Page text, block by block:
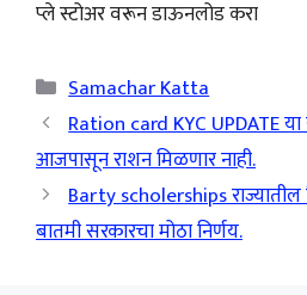
प्ले स्टोअर वरून डाऊनलोड करा
Categories
Samachar Katta
Ration card KYC UPDATE या
आजपासून राशन मिळणार नाही.
Barty scholerships राज्यातील
बातमी सरकारचा मोठा निर्णय.